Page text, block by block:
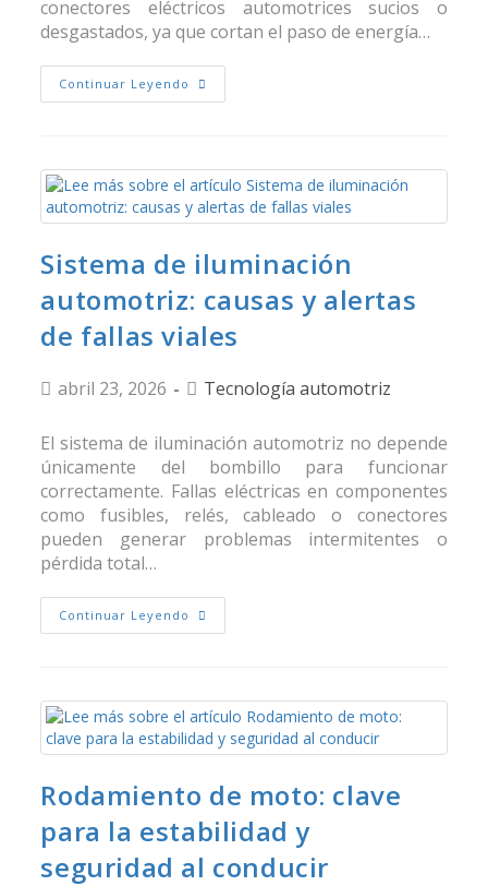
conectores eléctricos automotrices sucios o
desgastados, ya que cortan el paso de energía…
Continuar Leyendo
Sistema de iluminación
automotriz: causas y alertas
de fallas viales
abril 23, 2026 Tecnología automotriz
El sistema de iluminación automotriz no depende
únicamente del bombillo para funcionar
correctamente. Fallas eléctricas en componentes
como fusibles, relés, cableado o conectores
pueden generar problemas intermitentes o
pérdida total…
Continuar Leyendo
Rodamiento de moto: clave
para la estabilidad y
seguridad al conducir